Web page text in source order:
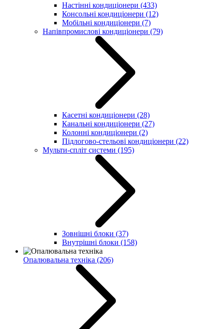
Настінні кондиціонери (433)
Консольні кондиціонери (12)
Мобільні кондиціонери (7)
Напівпромислові кондиціонери (79)
Касетні кондиціонери (28)
Канальні кондиціонери (27)
Колонні кондиціонери (2)
Підлогово-стельові кондиціонери (22)
Мульти-спліт системи (195)
Зовнішні блоки (37)
Внутрішні блоки (158)
Опалювальна техніка (206)